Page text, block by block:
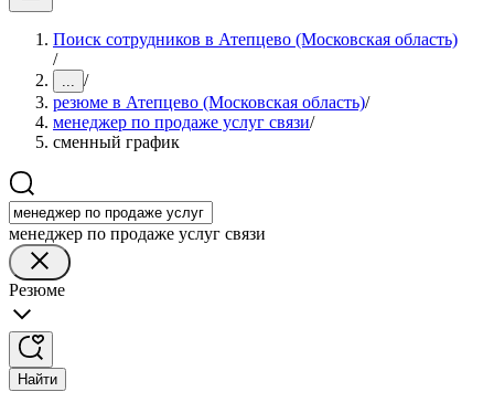
Поиск сотрудников в Атепцево (Московская область)
/
... /
резюме в Атепцево (Московская область)/
менеджер по продаже услуг связи/
сменный график
менеджер по продаже услуг связи
Резюме
Найти